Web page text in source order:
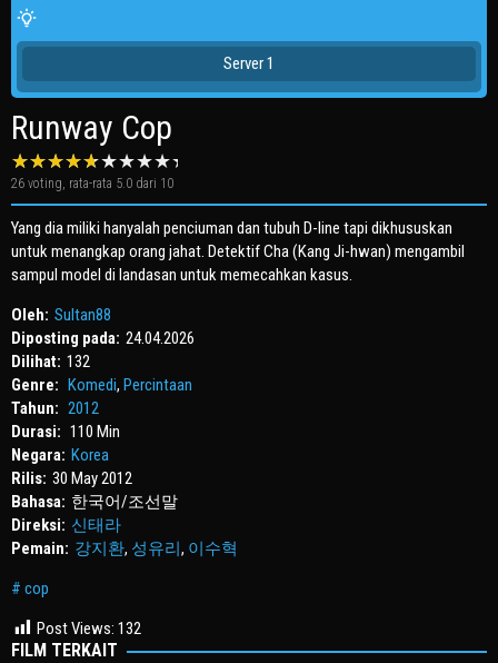
Server 1
Runway Cop
26 voting, rata-rata 5.0 dari 10
Yang dia miliki hanyalah penciuman dan tubuh D-line tapi dikhususkan
untuk menangkap orang jahat. Detektif Cha (Kang Ji-hwan) mengambil
sampul model di landasan untuk memecahkan kasus.
Oleh: Sultan88
Diposting pada: 24.04.2026
Dilihat: 132
Genre:
Komedi, Percintaan
Tahun: 2012
Durasi: 110 Min
Negara: Korea
Rilis: 30 May 2012
Bahasa: 한국어/조선말
Direksi: 신태라
Pemain: 강지환, 성유리 , 이수혁
cop
Post Views: 132
FILM TERKAIT